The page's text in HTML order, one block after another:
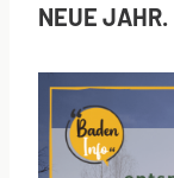
NEUE JAHR.